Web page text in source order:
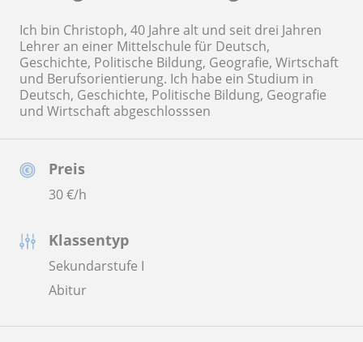
Preis
30€/h
Klassentyp
Sekundarstufe I
Abitur
Ich bin Christoph, 40 Jahre alt und seit drei Jahren
Lehrer an einer Mittelschule für Deutsch,
Geschichte, Politische Bildung, Geografie, Wirtschaft
und Berufsorientierung. Ich habe ein Studium in
Deutsch, Geschichte, Politische Bildung, Geografie
und Wirtschaft abgeschlosssen